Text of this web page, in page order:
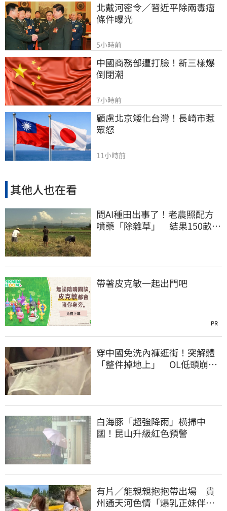
北戴河密令／習近平除兩毒瘤
條件曝光
5小時前
中國商務部遭打臉！新三樣爆
倒閉潮
7小時前
顧慮北京矮化台灣！長崎市惹
眾怒
11小時前
其他人也在看
問AI種田出事了！老農照配方
噴藥「除雜草」 結果150畝芝
帶著皮克敏一起出門吧
PR
穿中國免洗內褲逛街！突解體
「整件掉地上」 OL低頭崩
白海豚「超強降雨」橫掃中
國！昆山升級紅色預警
有片／能親親抱抱帶出場 貴
州通天河色情「爆乳正妹伴